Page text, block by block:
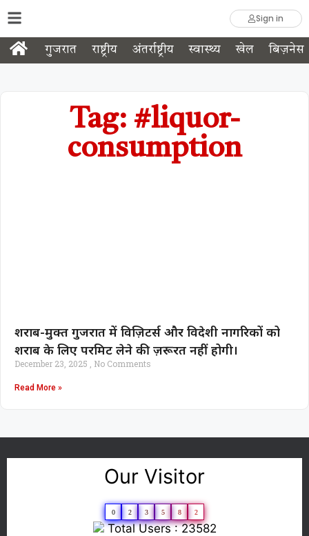
Sign in
गुजरात राष्ट्रीय अंतर्राष्ट्रीय स्वास्थ्य खेल बिज़नेस
Tag: #liquor-
consumption
शराब-मुक्त गुजरात में विज़िटर्स और विदेशी नागरिकों को
शराब के लिए परमिट लेने की ज़रूरत नहीं होगी।
December 23, 2025 No Comments
Read More »
Our Visitor
0 2 3 5 8 2
Total Users : 23582